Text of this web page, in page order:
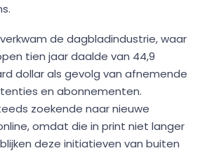
de dagbladindustrie, waar
tien jaar daalde van 44,9
dollar als gevolg van afnemende
en abonnementen.
zoekende naar nieuwe
omdat die in print niet langer
deze initiatieven van buiten